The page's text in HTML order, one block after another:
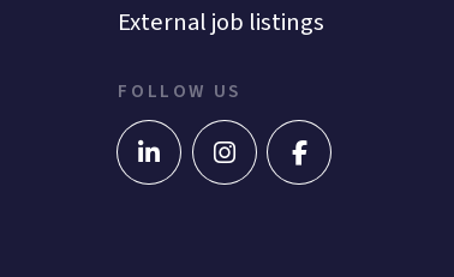
External job listings
FOLLOW US